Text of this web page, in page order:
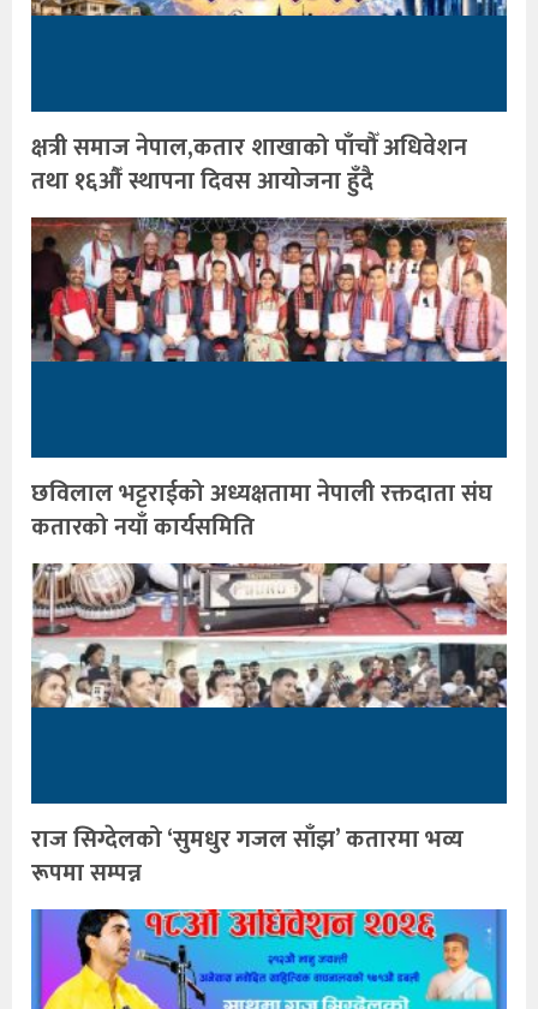
क्षत्री समाज नेपाल,कतार शाखाको पाँचौँ अधिवेशन
तथा १६औँ स्थापना दिवस आयोजना हुँदै
छविलाल भट्टराईको अध्यक्षतामा नेपाली रक्तदाता संघ
कतारको नयाँ कार्यसमिति
राज सिग्देलको ‘सुमधुर गजल साँझ’ कतारमा भव्य
रूपमा सम्पन्न